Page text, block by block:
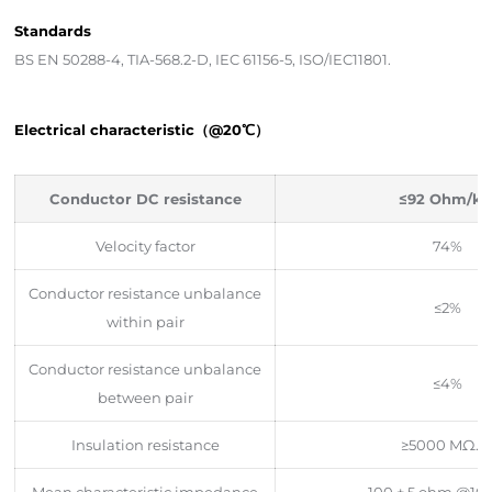
Standards
BS EN 50288-4, TIA-568.2-D, IEC 61156-5, ISO/IEC11801.
Electrical characteristic（@20℃）
Conductor DC resistance ≤92 Ohm/
Velocity factor 74%
Conductor resistance unbalance
within pair
≤2%
Conductor resistance unbalance
between pair
≤4%
Insulation resistance ≥5000